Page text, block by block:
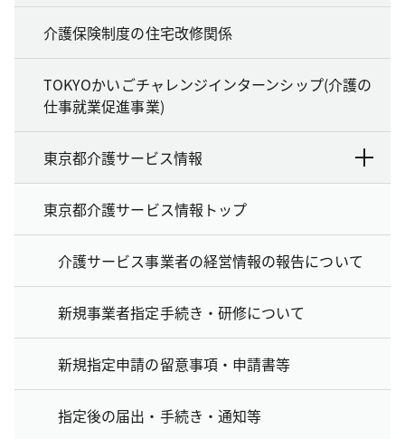
介護保険制度の住宅改修関係
TOKYOかいごチャレンジインターンシップ(介護の
仕事就業促進事業)
東京都介護サービス情報
東京都介護サービス情報トップ
介護サービス事業者の経営情報の報告について
新規事業者指定手続き・研修について
新規指定申請の留意事項・申請書等
指定後の届出・手続き・通知等